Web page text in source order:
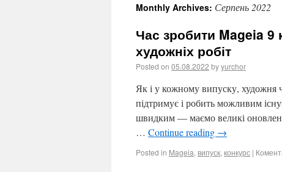
Monthly Archives: Серпень 2022
Час зробити Mageia 9
художніх робіт
Posted on 05.08.2022 byyurchor
Як і у кожному випуску, художня
підтримує і робить можливим
швидким — маємо великі
… Continue reading →
Posted in Mageia, випуск, конкурс |